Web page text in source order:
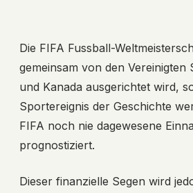
Die FIFA Fussball-
gemeinsam von den Vereinigten
und Kanada ausgerichtet wird,
Sportereignis der Geschichte
FIFA noch nie dagewesene
prognostiziert.
Dieser finanzielle Segen wird